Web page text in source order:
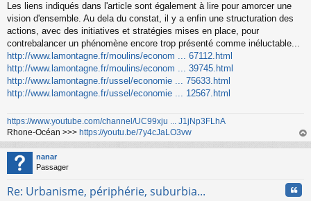
Les liens indiqués dans l'article sont également à lire pour amorcer une
vision d'ensemble. Au dela du constat, il y a enfin une structuration des
actions, avec des initiatives et stratégies mises en place, pour
contrebalancer un phénomène encore trop présenté comme inéluctable...
http://www.lamontagne.fr/moulins/econom ... 67112.html
http://www.lamontagne.fr/moulins/econom ... 39745.html
http://www.lamontagne.fr/ussel/economie ... 75633.html
http://www.lamontagne.fr/ussel/economie ... 12567.html
https://www.youtube.com/channel/UC99xju ... J1jNp3FLhA
Rhone-Océan >>> https://youtu.be/7y4cJaLO3vw
au
nanar
Passager
Re: Urbanisme, périphérie, suburbia...